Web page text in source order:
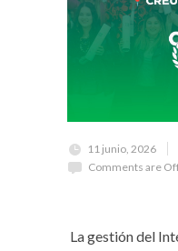
11 junio, 2026
Comments are
La gestión del